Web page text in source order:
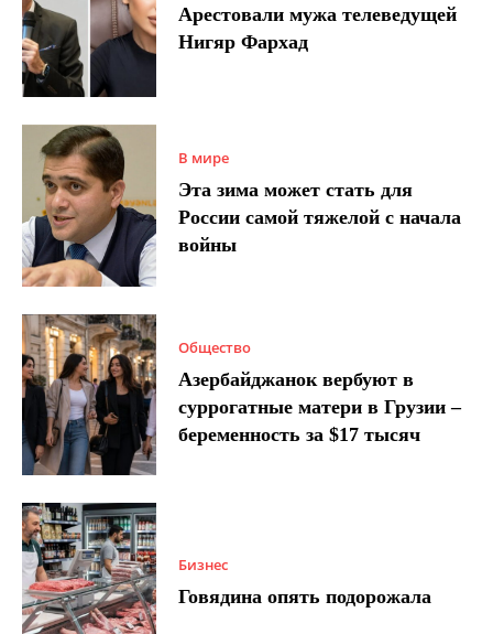
Арестовали мужа телеведущей
Нигяр Фархад
В мире
Эта зима может стать для
России самой тяжелой с начала
войны
Общество
Азербайджанок вербуют в
суррогатные матери в Грузии –
беременность за $17 тысяч
Бизнес
Говядина опять подорожала